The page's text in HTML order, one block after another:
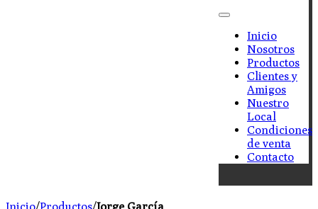
Inicio
Nosotros
Productos
Clientes y
Amigos
Nuestro
Local
Condiciones
de venta
Contacto